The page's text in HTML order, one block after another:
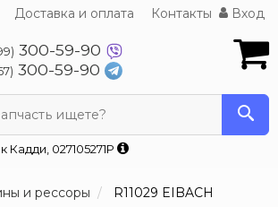
Доставка и оплата Контакты Вход
300-59-90
300-59-90
ищете?
027105271P
и рессоры R11029 EIBACH